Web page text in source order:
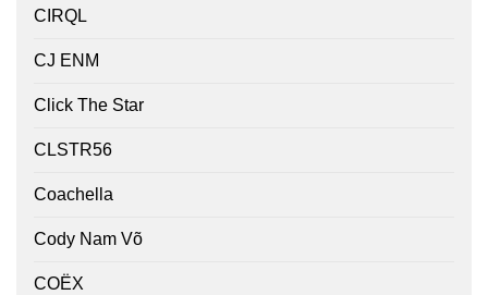
CIRQL
CJ ENM
Click The Star
CLSTR56
Coachella
Cody Nam Võ
COËX